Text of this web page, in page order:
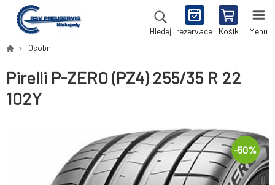
Hledej rezervace Košík Menu
Osobní
Pirelli P-ZERO (PZ4) 255/35 R 22
102Y
-50%